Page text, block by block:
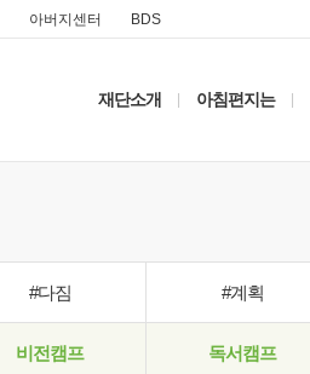
아버지센터 BDS
재단소개 아침편지는
#다짐 #계획
비전캠프 독서캠프